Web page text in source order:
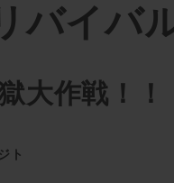
バイバ
大作戦！！
ト